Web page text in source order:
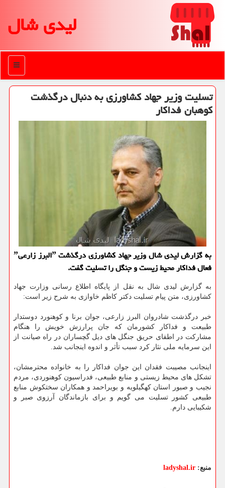
لیدی شال
منو
تسلیت وزیر جهاد كشاورزی به دنبال درگذشت
كوهبان فداكار
به گزارش لیدی شال وزیر جهاد كشاورزی درگذشت ˮالبرز زارعیˮ
فعال فداكار محیط زیست و جنگل را تسلیت گفت.
به گزارش لیدی شال به نقل از پایگاه اطلاع رسانی وزارت جهاد
کشاورزی، متن پیام تسلیت دکتر کاظم خاوازی به شرح زیر است:
خبر درگذشت شادروان البرز زارعی، جوان برنا و کوهنورد دوستدار
طبیعت و فداکار کشورمان که جان پرارزش خویش را هنگام
مشارکت در اطفای حریق جنگل های دیل گچساران در راه صیانت از
این سرمایه ملی نثار کرد سبب تأثر و اندوه اینجانب شد.
اینجانب مصیبت فقدان این جوان فداکار را به خانواده محترمشان،
تشکل های محیط زیستی و منابع طبیعی، فدراسیون کوهنوردی، مردم
نجیب و صبور استان کهگیلویه و بویراحمد و همکاران سختکوش منابع
طبیعی کشور تسلیت می گویم و برای بازماندگان آرزوی صبر و
شکیبایی دارم.
منبع: ladyshal.ir